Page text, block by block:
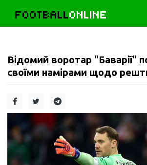
FOOTBALLONLINE
Відомий воротар "Баварії"
своїми намірами щодо